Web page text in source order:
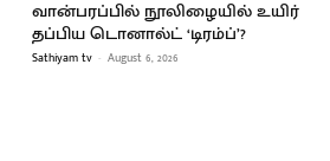
வான்பரப்பில் நூலிழையில் உயிர்
தப்பிய டொனால்ட் ‘டிரம்ப்’?
Sathiyam tv - August 6, 2026